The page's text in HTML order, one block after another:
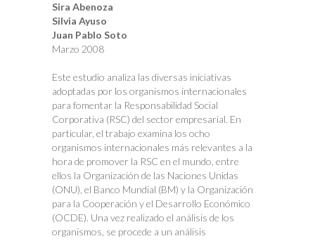
Sira Abenoza
Silvia Ayuso
Juan Pablo Soto
Marzo 2008
Este estudio analiza las diversas iniciativas
adoptadas por los organismos internacionales
para fomentar la Responsabilidad Social
Corporativa (RSC) del sector empresarial. En
particular, el trabajo examina los ocho
organismos internacionales más relevantes a la
hora de promover la RSC en el mundo, entre
ellos la Organización de las Naciones Unidas
(ONU), el Banco Mundial (BM) y la Organización
para la Cooperación y el Desarrollo Económico
(OCDE). Una vez realizado el análisis de los
organismos, se procede a un análisis